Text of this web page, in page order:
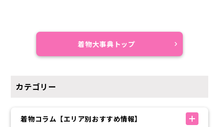
着物大事典トップ
カテゴリー
着物コラム【エリア別おすすめ情報】